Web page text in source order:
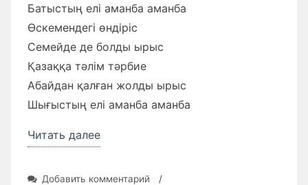
Батыстың елі аманба аманба
Өскемендегі өндіріс
Семейде де болды ырыс
Қазаққа тəлім тəрбие
Абайдан қалған жолды ырыс
Шығыстың елі аманба аманба
Читать далее«Текст
Төреғали
Добавить комментарийк
/